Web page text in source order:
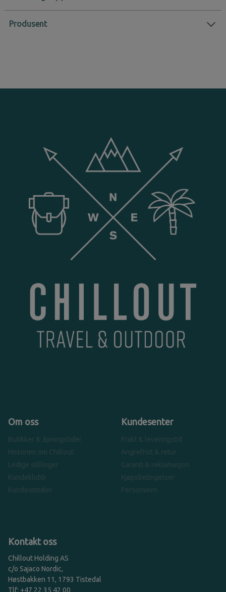
Produsent
Om oss
Butikker & åpningstider
Historien om Chillout
Ledige stillinger
Kundeklubb
Kundeomtaler
Kundesenter
Frakt & leveringstid
Angrefrist & retur
Garanti & reklamasjon
Kjøpsbetingelser
Personvern
Kontakt oss
Chillout Holding AS
c/o Sajaco Nordic,
Høstbakken 11, 1793 Tistedal
Tlf: +47 22 35 42 00